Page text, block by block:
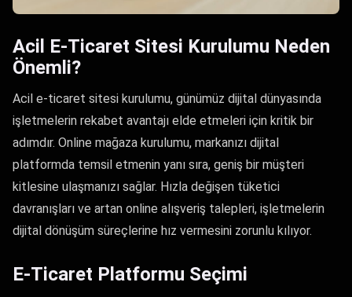
Acil E-Ticaret Sitesi Kurulumu Neden
Önemli?
Acil e-ticaret sitesi kurulumu, günümüz dijital dünyasında
işletmelerin rekabet avantajı elde etmeleri için kritik bir
adımdır. Online mağaza kurulumu, markanızı dijital
platformda temsil etmenin yanı sıra, geniş bir müşteri
kitlesine ulaşmanızı sağlar. Hızla değişen tüketici
davranışları ve artan online alışveriş talepleri, işletmelerin
dijital dönüşüm süreçlerine hız vermesini zorunlu kılıyor.
E-Ticaret Platformu Seçimi